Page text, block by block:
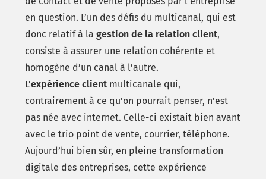
en question. L’un des défis du multicanal, qui est
donc relatif à lagestion de la relation client,
consiste à assurer une relation cohérente et
homogène d’un canal à l’autre.
L’expérience client multicanale qui,
contrairement à ce qu’on pourrait penser, n’est
pas née avec internet. Celle-ci existait bien avant
avec le trio point de vente, courrier, téléphone.
Aujourd’hui bien sûr, en pleine transformation
digitale des entreprises, cette expérience